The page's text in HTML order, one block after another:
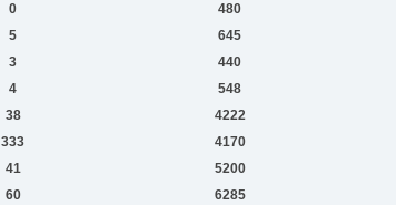
0 480
5 645
3 440
4 548
38 4222
333 4170
41 5200
60 6285